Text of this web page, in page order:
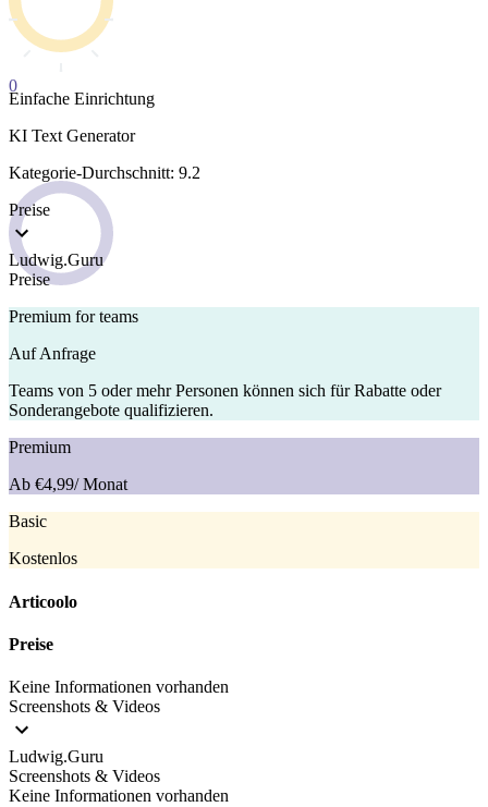
0
Einfache Einrichtung
KI Text Generator
Kategorie-Durchschnitt: 9.2
Preise
Ludwig.Guru
Preise
Premium for teams
Auf Anfrage
Teams von 5 oder mehr Personen können sich für Rabatte oder
Sonderangebote qualifizieren.
Premium
Ab €4,99/ Monat
Basic
Kostenlos
Articoolo
Preise
Keine Informationen vorhanden
Screenshots & Videos
Ludwig.Guru
Screenshots & Videos
Keine Informationen vorhanden